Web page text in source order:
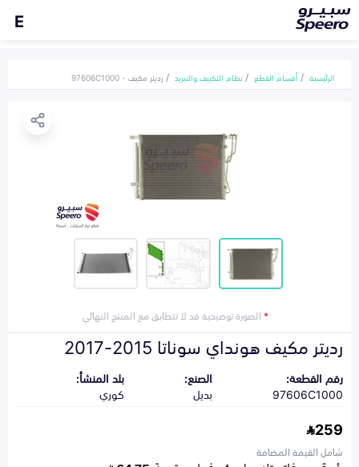
E
الرئيسية أقسام القطع نظام التكييف والتبريد رديتر مكيف - 97606C1000
*الصورة توضيحية قد لا تتطابق مع المنتج النهائي
رديتر مكيف هونداي سوناتا 2015-2017
رقم القطعة:
97606C1000
الصنع:
بديل
بلد المنشأ:
كوري
259
شامل القيمة المضافة